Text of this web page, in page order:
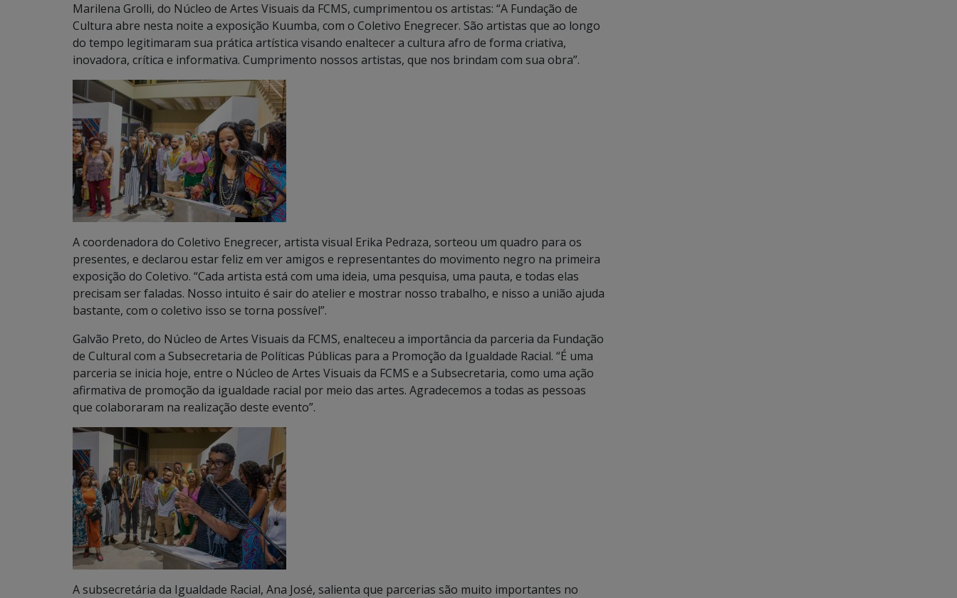
Marilena Grolli, do Núcleo de Artes Visuais da FCMS, cumprimentou os artistas: “A Fundação de
Cultura abre nesta noite a exposição Kuumba, com o Coletivo Enegrecer. São artistas que ao longo
do tempo legitimaram sua prática artística visando enaltecer a cultura afro de forma criativa,
inovadora, crítica e informativa. Cumprimento nossos artistas, que nos brindam com sua obra”.
A coordenadora do Coletivo Enegrecer, artista visual Erika Pedraza, sorteou um quadro para os
presentes, e declarou estar feliz em ver amigos e representantes do movimento negro na primeira
exposição do Coletivo. “Cada artista está com uma ideia, uma pesquisa, uma pauta, e todas elas
precisam ser faladas. Nosso intuito é sair do atelier e mostrar nosso trabalho, e nisso a união ajuda
bastante, com o coletivo isso se torna possível”.
Galvão Preto, do Núcleo de Artes Visuais da FCMS, enalteceu a importância da parceria da Fundação
de Cultural com a Subsecretaria de Políticas Públicas para a Promoção da Igualdade Racial. “É uma
parceria se inicia hoje, entre o Núcleo de Artes Visuais da FCMS e a Subsecretaria, como uma ação
afirmativa de promoção da igualdade racial por meio das artes. Agradecemos a todas as pessoas
que colaboraram na realização deste evento”.
A subsecretária da Igualdade Racial, Ana José, salienta que parcerias são muito importantes no